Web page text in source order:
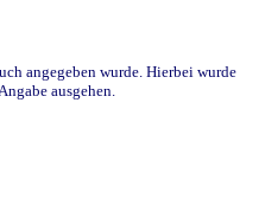
angegeben wurde. Hierbei wurde
ausgehen.